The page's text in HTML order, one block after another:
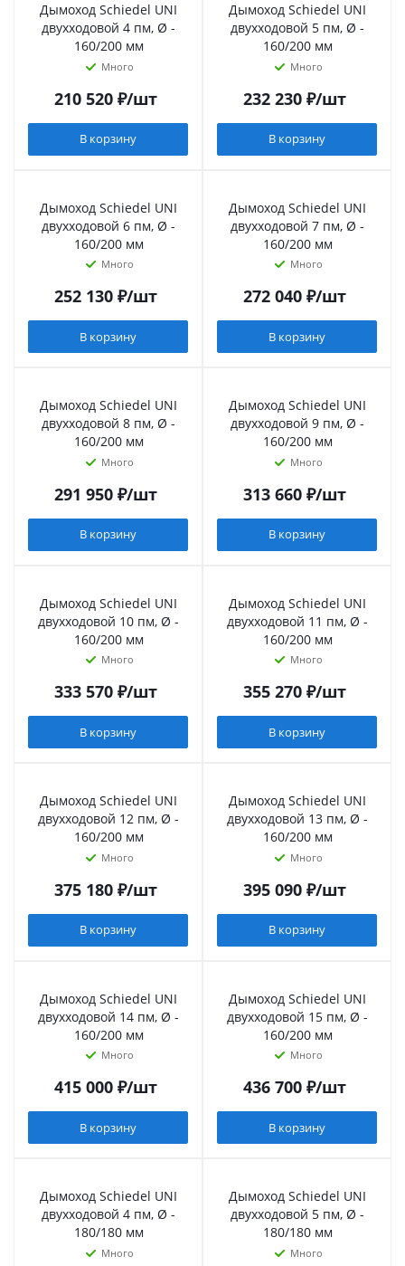
Дымоход Schiedel UNI
двухходовой 4 пм, Ø -
160/200 мм
Много
210 520₽/шт
В корзину
Дымоход Schiedel UNI
двухходовой 5 пм, Ø -
160/200 мм
Много
232 230₽/шт
В корзину
Дымоход Schiedel UNI
двухходовой 6 пм, Ø -
160/200 мм
Много
252 130₽/шт
В корзину
Дымоход Schiedel UNI
двухходовой 7 пм, Ø -
160/200 мм
Много
272 040₽/шт
В корзину
Дымоход Schiedel UNI
двухходовой 8 пм, Ø -
160/200 мм
Много
291 950₽/шт
В корзину
Дымоход Schiedel UNI
двухходовой 9 пм, Ø -
160/200 мм
Много
313 660₽/шт
В корзину
Дымоход Schiedel UNI
двухходовой 10 пм, Ø -
160/200 мм
Много
333 570₽/шт
В корзину
Дымоход Schiedel UNI
двухходовой 11 пм, Ø -
160/200 мм
Много
355 270₽/шт
В корзину
Дымоход Schiedel UNI
двухходовой 12 пм, Ø -
160/200 мм
Много
375 180₽/шт
В корзину
Дымоход Schiedel UNI
двухходовой 13 пм, Ø -
160/200 мм
Много
395 090₽/шт
В корзину
Дымоход Schiedel UNI
двухходовой 14 пм, Ø -
160/200 мм
Много
415 000₽/шт
В корзину
Дымоход Schiedel UNI
двухходовой 15 пм, Ø -
160/200 мм
Много
436 700₽/шт
В корзину
Дымоход Schiedel UNI
двухходовой 4 пм, Ø -
180/180 мм
Много
Дымоход Schiedel UNI
двухходовой 5 пм, Ø -
180/180 мм
Много